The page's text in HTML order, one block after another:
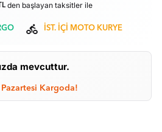
den başlayan taksitler ile
İST. İÇİ MOTO KURYE
mevcuttur.
Kargoda!